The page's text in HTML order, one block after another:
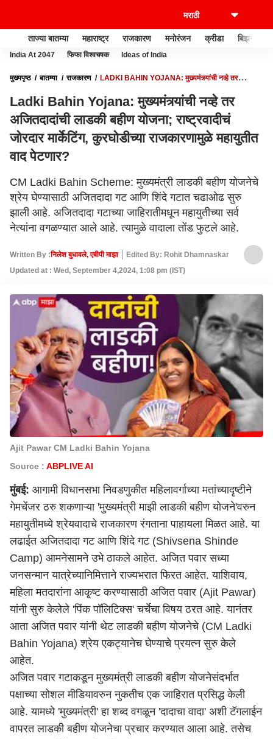
ताज्या बातम्या महाराष्ट्र राजकारण मनोरंजन क्रीडा बिझनेस
India At 2047 फिफा विश्वचषक Ideas of India
मुख्यपृष्ठ बातम्या राजकारण
LADKI BAHIN YOJANA: मुख्यमंत्र्यांची नव्हे तर
महायुतीत वाद पेटणार?
Ladki Bahin Yojana: मुख्यमंत्र्यांची नव्हे तर
अजितदादांची लाडकी बहीण योजना; राष्ट्रवादीचं
जोरदार मार्केटिंग, कुरघोडीच्या राजकारणामुळे महायुतीत
वाद पेटणार?
CM Ladki Bahin Scheme: मुख्यमंत्री लाडकी बहीण योजनेचे
श्रेय घेण्यासाठी अजितदादा गट आणि शिंदे गटात चढाओढ सुरु
झाली आहे. अजितदादा गटाच्या जाहिरातीमधून महायुतीच्या सर्व
नेत्यांना वगळण्यात आले आहे. त्यामुळे वादाला तोंड फुटले आहे.
Written By :निलेश बुधावले, एबीपी माझा
Edited By: Rohit Dhamnaskar
Updated at : Wed, September 4,2024, 1:08 pm (IST)
Ajit Pawar CM Ladki Bahin Yojana
Source : ABPLIVE AI
मुंबई: आगामी विधानसभा निवडणुकीत महिलावर्गाच्या मतांच्यादृष्टीने
गेमचेंजर ठरु शकणाऱ्या 'मुख्यमंत्री माझी लाडकी बहीण योजने'वरुन
महायुतीमध्ये श्रेयवादाचे राजकारण रंगताना पाहायला मिळत आहे. या
लढाईत अजितदादा गट आणि शिंदे गट (Shivsena Shinde
Camp) आमनेसामने उभे ठाकले आहेत. अजित पवार सध्या
जनसन्मान यात्रेच्यानिमित्ताने राज्यभरात फिरत आहेत. याशिवाय,
महिला मतदारांना आकृ्ष्ट करण्यासाठी अजित पवार (Ajit Pawar)
यांनी सुरु केलेले 'पिंक पॉलिटिक्स' चर्चेचा विषय ठरत आहे. यानंतर
आता अजित पवार यांनी थेट लाडकी बहीण योजनेचे (CM Ladki
Bahin Yojana) श्रेय एकट्यानेच घेण्याचे प्रयत्न सुरु केले
आहेत.
अजित पवार गटाकडून मुख्यमंत्री लाडकी बहीण योजनेसंदर्भात
पक्षाच्या सोशल मीडियावरुन नुकतीच एक जाहिरात प्रसिद्ध केली
आहे. यामध्ये 'मुख्यमंत्री' हा शब्द वगळून 'दादाचा वादा' अशी टॅगलाईन
वापरत लाडकी बहीण योजनेचा प्रचार करण्यात आला आहे. तसेच